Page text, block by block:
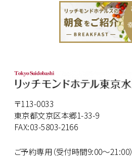
〒113-0033
東京都文京区本郷1-33-9
FAX:03-5803-2166
ご予約専用（受付時間9:00～21:00）